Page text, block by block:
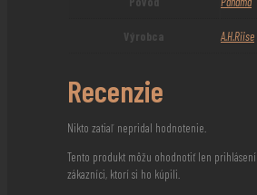
Výrobca A.H.Riise
Recenzie
Nikto zatiaľ nepridal hodnotenie.
Tento produkt môžu ohodnotiť len prihlásení
zákazníci, ktorí si ho kúpili.